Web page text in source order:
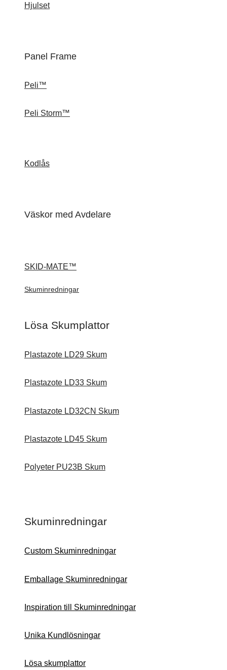
Hjulset
Panel Frame
Peli™
Peli Storm™
Kodlås
Väskor med Avdelare
SKID-MATE™
Skuminredningar
Lösa Skumplattor
Plastazote LD29 Skum
Plastazote LD33 Skum
Plastazote LD32CN Skum
Plastazote LD45 Skum
Polyeter PU23B Skum
Skuminredningar
Custom Skuminredningar
Emballage Skuminredningar
Inspiration till Skuminredningar
Unika Kundlösningar
Lösa skumplattor